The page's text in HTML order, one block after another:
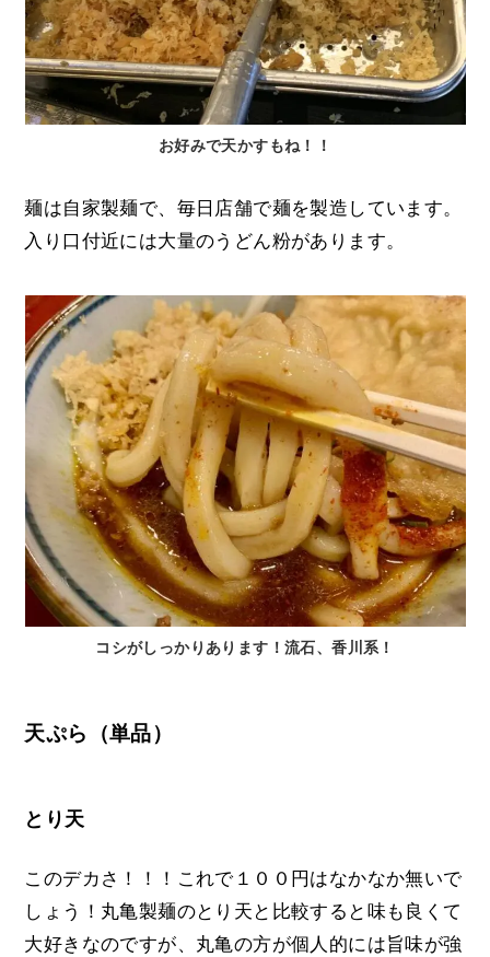
お好みで天かすもね！！
麺は自家製麺で、毎日店舗で麺を製造しています。
入り口付近には大量のうどん粉があります。
コシがしっかりあります！流石、香川系！
天ぷら（単品）
とり天
このデカさ！！！これで１００円はなかなか無いで
しょう！丸亀製麺のとり天と比較すると味も良くて
大好きなのですが、丸亀の方が個人的には旨味が強